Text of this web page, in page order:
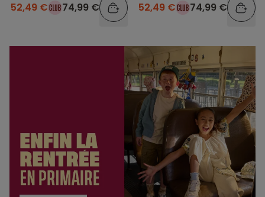
52,49 € 74,99 € 52,49 € 74,99 €